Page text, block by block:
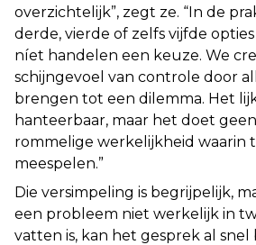
overzichtelijk”, zegt ze. “In de
derde, vierde of zelfs vijfde opties
níet handelen een keuze. We
schijngevoel van controle door
brengen tot een dilemma. Het
hanteerbaar, maar het doet
rommelige werkelijkheid waarin
meespelen.”
Die versimpeling is begrijpelijk,
een probleem niet werkelijk in
vatten is, kan het gesprek al